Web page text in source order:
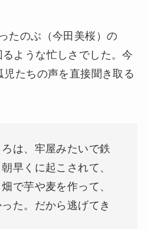
たのぶ（今田美桜）の
ような忙しさでした。今
児たちの声を直接聞き取る
ろは、牢屋みたいで鉄
早くに起こされて、
で芋や麦を作って、
た。だから逃げてき